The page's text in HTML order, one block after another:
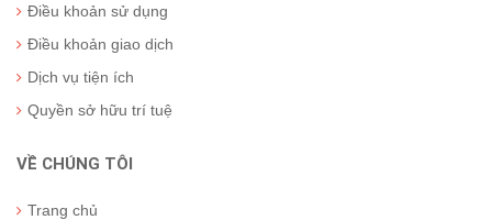
Điều khoản sử dụng
Điều khoản giao dịch
Dịch vụ tiện ích
Quyền sở hữu trí tuệ
VỀ CHÚNG TÔI
Trang chủ